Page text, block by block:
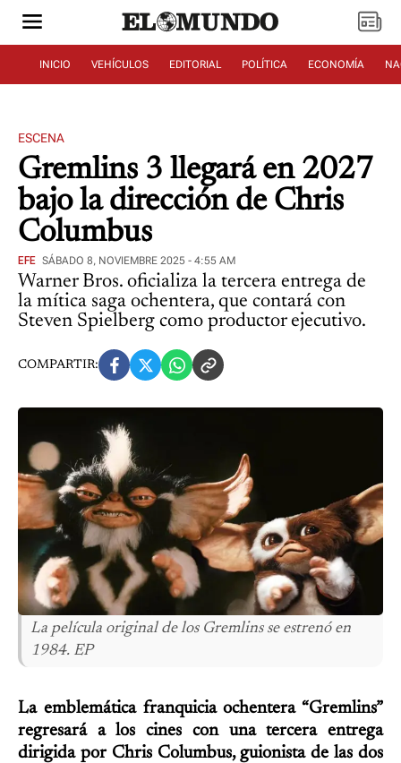
INICIO VEHÍCULOS EDITORIAL POLÍTICA ECONOMÍA
ESCENA
Gremlins 3 llegará en 2027
bajo la dirección de Chris
Columbus
EFE SÁBADO 8, NOVIEMBRE 2025 - 4:55 AM
Warner Bros. oficializa la tercera entrega de
la mítica saga ochentera, que contará con
Steven Spielberg como productor ejecutivo.
COMPARTIR:
La película original de los Gremlins se estrenó en
1984. EP
La emblemática franquicia ochentera “Gremlins”
regresará a los cines con una tercera entrega
dirigida por Chris Columbus, guionista de las dos